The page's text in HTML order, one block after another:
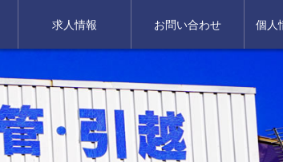
求人情報 お問い合わせ 個人